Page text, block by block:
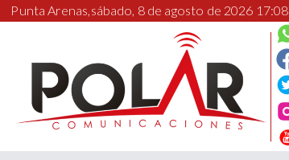
Punta Arenas,sábado, 8 de agosto de 2026 17:08